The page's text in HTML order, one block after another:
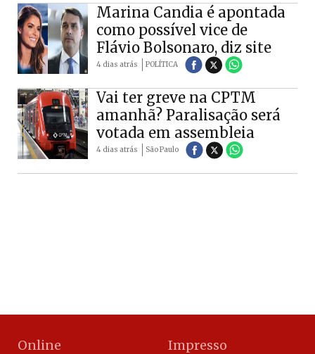
Marina Candia é apontada
como possível vice de
Flávio Bolsonaro, diz site
4 dias atrás POLÍTICA
Vai ter greve na CPTM
amanhã? Paralisação será
votada em assembleia
4 dias atrás São Paulo
Online Impresso